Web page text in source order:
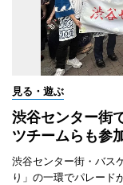
見る・遊ぶ
渋谷センター街
ツチームらも参
渋谷センター街・バス
り」の一環でパレード